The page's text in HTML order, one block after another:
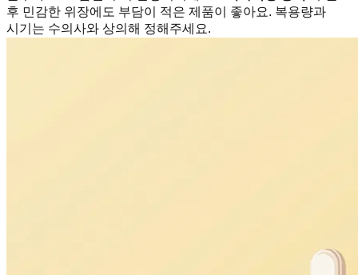
후 민감한 위장에도 부담이 적은 제품이 좋아요. 복용량과
시기는 수의사와 상의해 정해주세요.